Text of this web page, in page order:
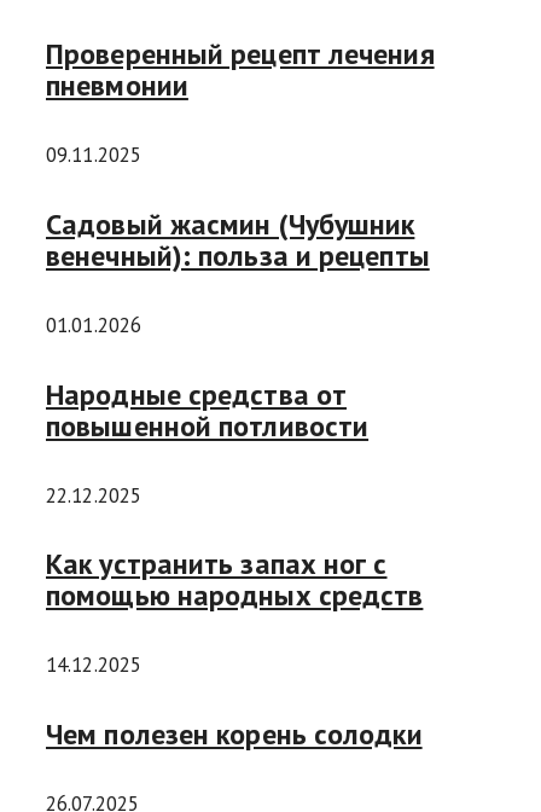
Проверенный рецепт лечения
пневмонии
09.11.2025
Садовый жасмин (Чубушник
венечный): польза и рецепты
01.01.2026
Народные средства от
повышенной потливости
22.12.2025
Как устранить запах ног с
помощью народных средств
14.12.2025
Чем полезен корень солодки
26.07.2025